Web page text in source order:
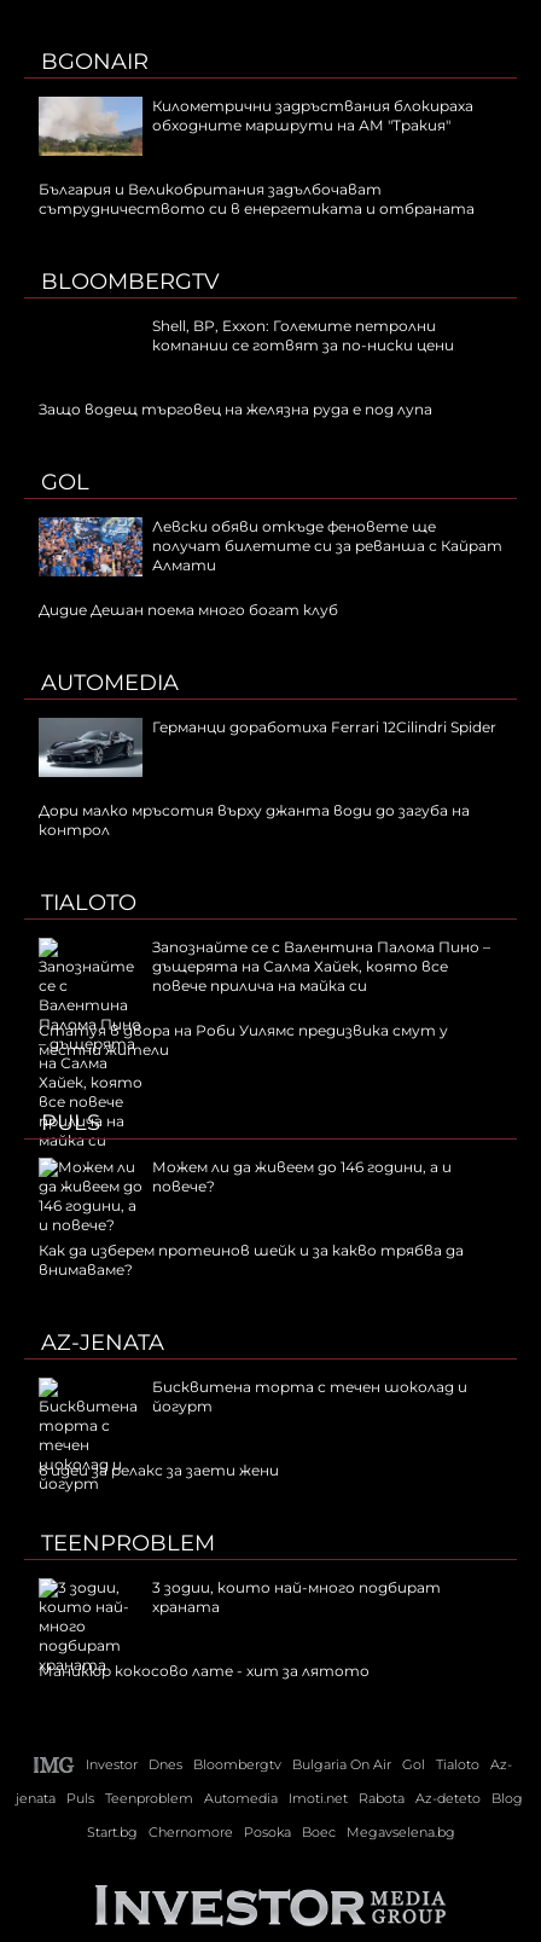
BGONAIR
Километрични задръствания блокираха
обходните маршрути на АМ "Тракия"
България и Великобритания задълбочават
сътрудничеството си в енергетиката и отбраната
BLOOMBERGTV
Shell, BP, Exxon: Големите петролни
компании се готвят за по-ниски цени
Защо водещ търговец на желязна руда е под лупа
GOL
Левски обяви откъде феновете ще
получат билетите си за реванша с Кайрат
Алмати
Дидие Дешан поема много богат клуб
AUTOMEDIA
Германци доработиха Ferrari 12Cilindri Spider
Дори малко мръсотия върху джанта води до загуба на
контрол
TIALOTO
Запознайте се с Валентина Палома Пино –
дъщерята на Салма Хайек, която все
повече прилича на майка си
Статуя в двора на Роби Уилямс предизвика смут у
местни жители
PULS
Можем ли да живеем до 146 години, а и
повече?
Как да изберем протеинов шейк и за какво трябва да
внимаваме?
AZ-JENATA
Бисквитена торта с течен шоколад и
йогурт
6 идеи за релакс за заети жени
TEENPROBLEM
3 зодии, които най-много подбират
храната
Маникюр кокосово лате - хит за лятото
Investor Dnes Bloombergtv Bulgaria On Air Gol Tialoto
Az-
jenata
Puls Teenproblem Automedia Imoti.net Rabota Az-deteto
Blog
Start.bg
Chernomore Posoka Boec Megavselena.bg